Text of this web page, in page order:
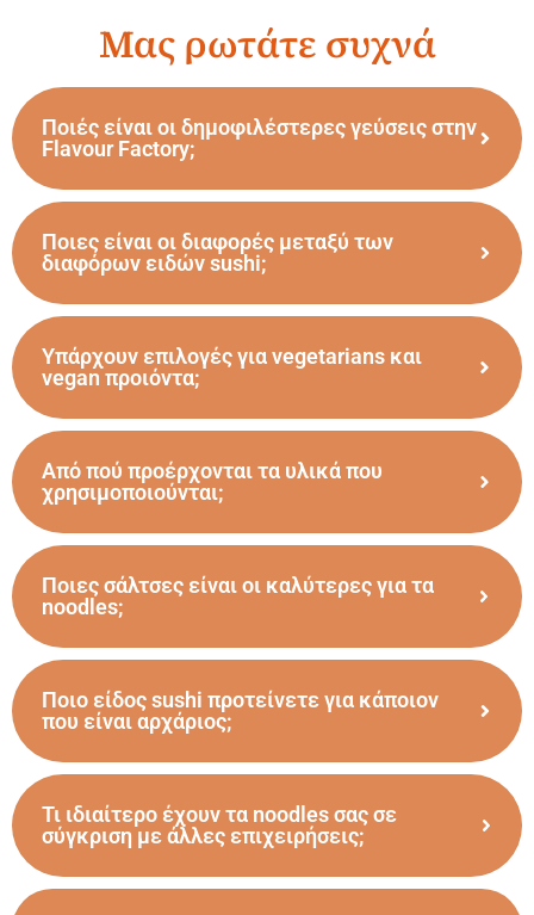
Μας ρωτάτε συχνά
Ποιές είναι οι δημοφιλέστερες γεύσεις στην
Flavour Factory;
Ποιες είναι οι διαφορές μεταξύ των
διαφόρων ειδών sushi;
Υπάρχουν επιλογές για vegetarians και
vegan προιόντα;
Από πού προέρχονται τα υλικά που
χρησιμοποιούνται;
Ποιες σάλτσες είναι οι καλύτερες για τα
noodles;
Ποιο είδος sushi προτείνετε για κάποιον
που είναι αρχάριος;
Τι ιδιαίτερο έχουν τα noodles σας σε
σύγκριση με άλλες επιχειρήσεις;